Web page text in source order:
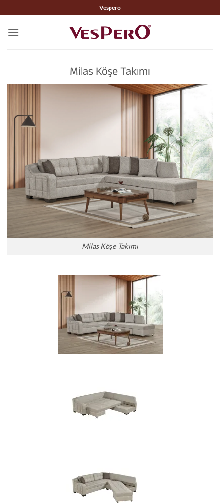
atla
Vespero
Milas Köşe Takımı
Milas Köşe Takımı